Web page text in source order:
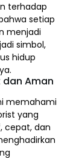
terhadap
setiap
menjadi
simbol,
hidup
dan Aman
memahami
yang
cepat, dan